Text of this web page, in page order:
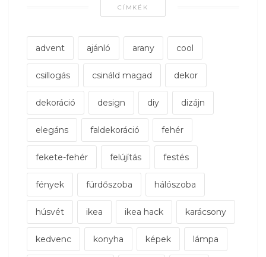
CÍMKÉK
advent ajánló arany cool
csillogás csináld magad dekor
dekoráció design diy dizájn
elegáns faldekoráció fehér
fekete-fehér felújítás festés
fények fürdőszoba hálószoba
húsvét ikea ikea hack karácsony
kedvenc konyha képek lámpa